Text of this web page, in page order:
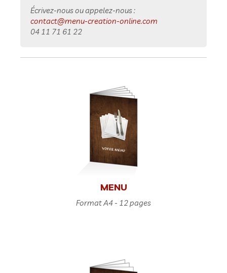
Écrivez-nous ou appelez-nous :
contact@menu-creation-online.com
04 11 71 61 22
MENU
Format A4 - 12 pages